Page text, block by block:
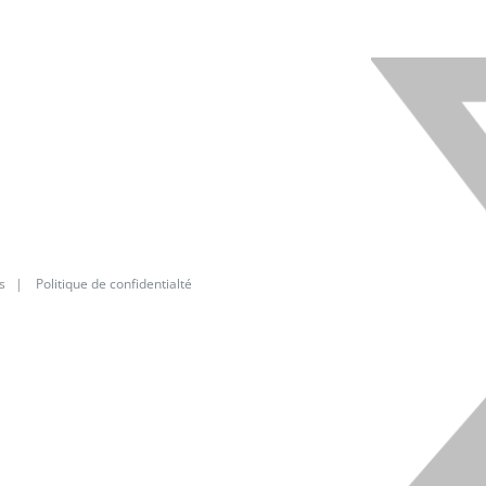
| Politique de confidentialté